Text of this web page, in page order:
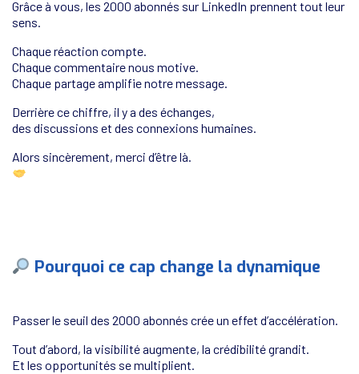
Grâce à vous, les 2000 abonnés sur LinkedIn prennent tout leur
sens.
Chaque réaction compte.
Chaque commentaire nous motive.
Chaque partage amplifie notre message.
Derrière ce chiffre, il y a des échanges,
des discussions et des connexions humaines.
Alors sincèrement, merci d’être là.
Pourquoi ce cap change la dynamique
Passer le seuil des 2000 abonnés crée un effet d’accélération.
Tout d’abord, la visibilité augmente, la crédibilité grandit.
Et les opportunités se multiplient.